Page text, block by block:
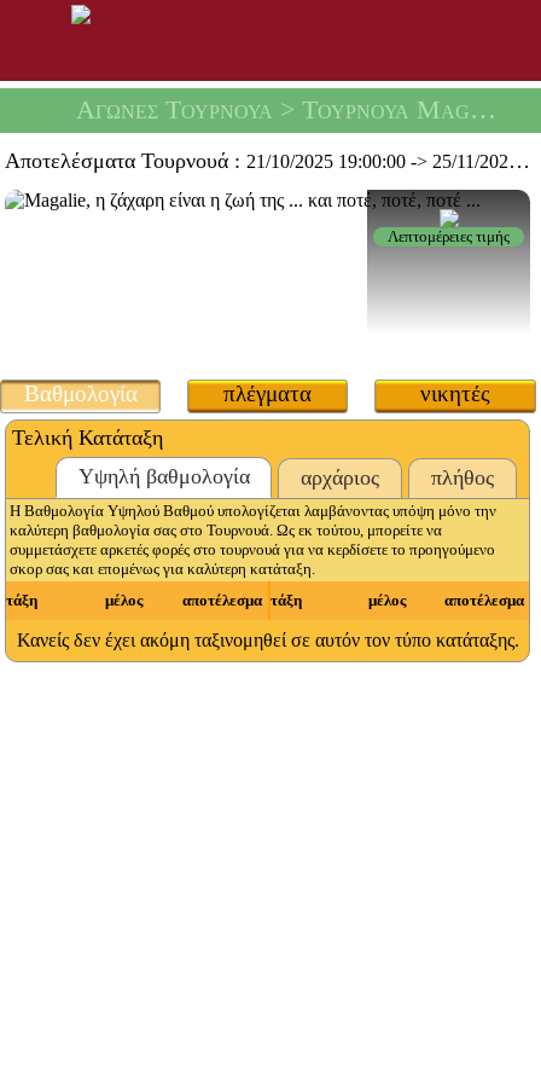
Αγώνες Τουρνουά > Τουρνουά Magalie Chipie -
Αποτελέσματα Τουρνουά :21/10/2025 19:00:00 -> 25/11/2025 19:59:59
Λεπτομέρειες τιμής
Βαθμολογία πλέγματα νικητές
Τελική Κατάταξη
Υψηλή βαθμολογία
αρχάριος πλήθος
Η Βαθμολογία Υψηλού Βαθμού υπολογίζεται λαμβάνοντας υπόψη μόνο την
καλύτερη βαθμολογία σας στο Τουρνουά. Ως εκ τούτου, μπορείτε να
συμμετάσχετε αρκετές φορές στο τουρνουά για να κερδίσετε το προηγούμενο
σκορ σας και επομένως για καλύτερη κατάταξη.
τάξη
μέλος αποτέλεσμα τάξη μέλος αποτέλεσμα
Κανείς δεν έχει ακόμη ταξινομηθεί σε αυτόν τον τύπο κατάταξης.